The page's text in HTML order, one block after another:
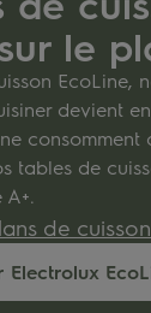
le
EcoLine,
devient
consomment
tables de
de
Electrolux